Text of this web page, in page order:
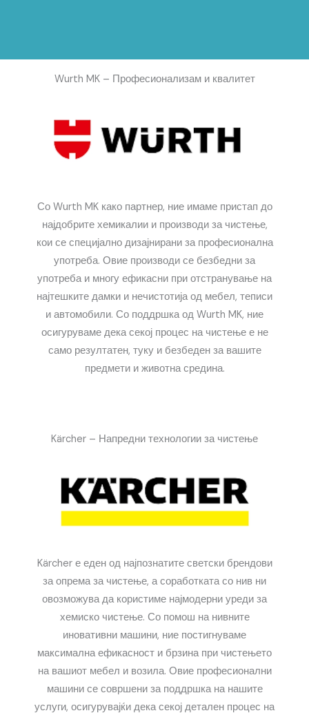
Wurth MK – Професионализам и квалитет
Со Wurth MK како партнер, ние имаме пристап до
најдобрите хемикалии и производи за чистење,
кои се специјално дизајнирани за професионална
употреба. Овие производи се безбедни за
употреба и многу ефикасни при отстранување на
најтешките дамки и нечистотија од мебел, теписи
и автомобили. Со поддршка од Wurth MK, ние
осигуруваме дека секој процес на чистење е не
само резултатен, туку и безбеден за вашите
предмети и животна средина.
Kärcher – Напредни технологии за чистење
Kärcher е еден од најпознатите светски брендови
за опрема за чистење, а соработката со нив ни
овозможува да користиме најмодерни уреди за
хемиско чистење. Со помош на нивните
иновативни машини, ние постигнуваме
максимална ефикасност и брзина при чистењето
на вашиот мебел и возила. Овие професионални
машини се совршени за поддршка на нашите
услуги, осигурувајќи дека секој детален процес на